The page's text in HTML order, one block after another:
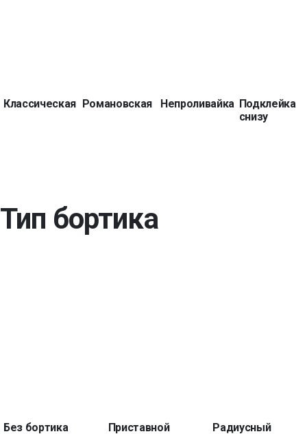
Классическая Романовская Непроливайка Подклейка
снизу
Тип бортика
Без бортика Приставной Радиусный